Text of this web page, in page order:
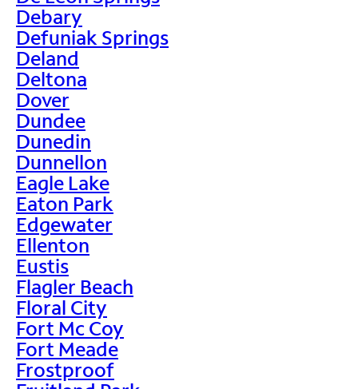
Debary
Defuniak Springs
Deland
Deltona
Dover
Dundee
Dunedin
Dunnellon
Eagle Lake
Eaton Park
Edgewater
Ellenton
Eustis
Flagler Beach
Floral City
Fort Mc Coy
Fort Meade
Frostproof